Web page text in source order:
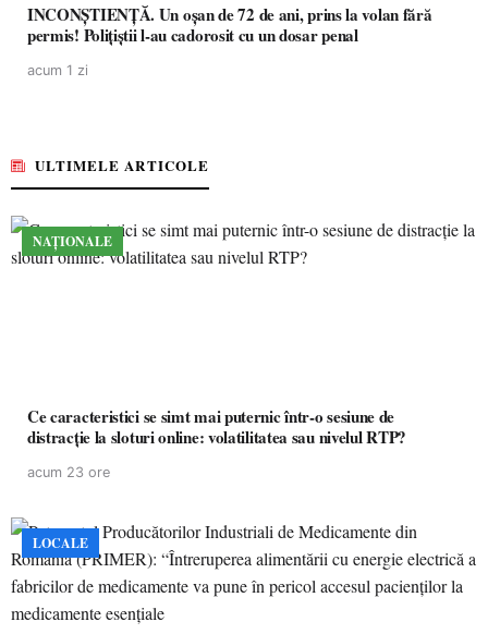
INCONȘTIENȚĂ. Un oșan de 72 de ani, prins la volan fără
permis! Polițiștii l-au cadorosit cu un dosar penal
acum 1 zi
ULTIMELE ARTICOLE
NAȚIONALE
Ce caracteristici se simt mai puternic într-o sesiune de
distracție la sloturi online: volatilitatea sau nivelul RTP?
acum 23 ore
LOCALE